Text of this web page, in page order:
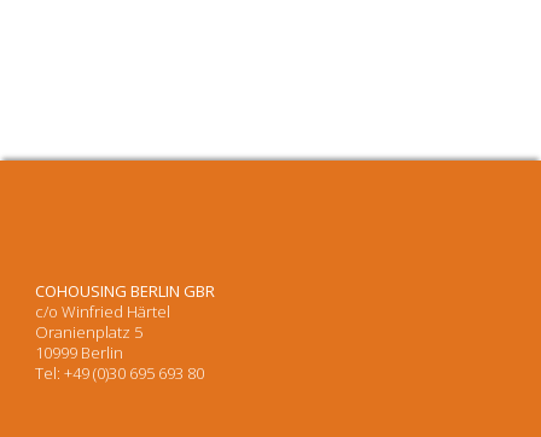
COHOUSING BERLIN GBR
c/o Winfried Härtel
Oranienplatz 5
10999 Berlin
Tel: +49 (0)30 695 693 80